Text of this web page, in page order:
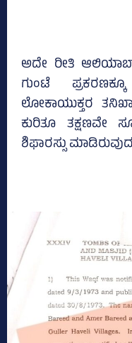
ಅದೇ ರೀತಿ
ಗುಂಟೆ
ಲೋಕಾಯುಕ್ತರ
ಕುರಿತೂ ತಕ್ಷಣವೇ
ಶಿಫಾರಸ್ಸು